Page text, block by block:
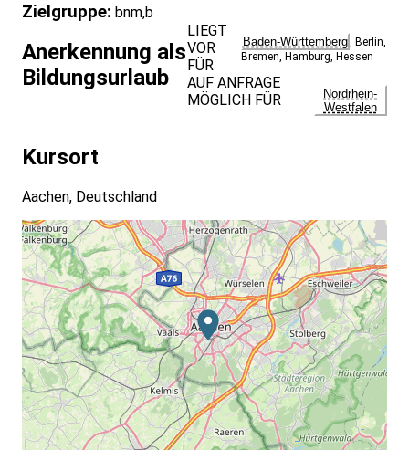
Zielgruppe: bnm,b
Anerkennung als
Bildungsurlaub
LIEGT
VOR
FÜR
Baden-Württemberg Berlin
Bremen Hamburg Hessen
AUF ANFRAGE
MÖGLICH FÜR
Nordrhein-
Westfalen
Kursort
Aachen, Deutschland